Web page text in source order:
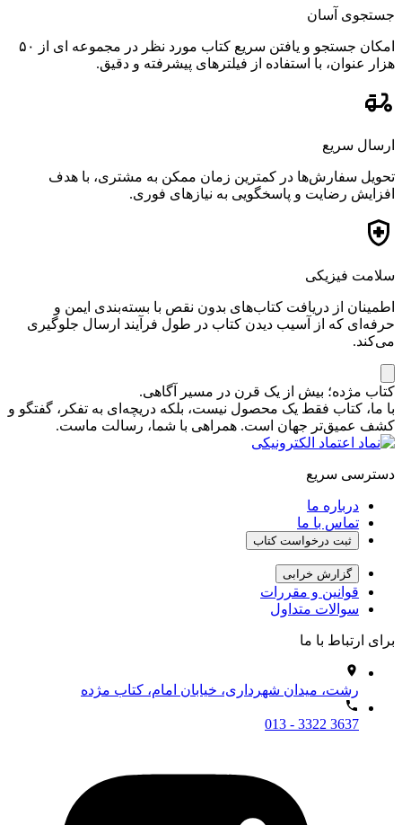
جستجوی آسان
امکان جستجو و یافتن سریع کتاب مورد نظر در مجموعه ای از ۵۰
هزار عنوان، با استفاده از فیلترهای پیشرفته و دقیق.
ارسال سریع
تحویل سفارش‌ها در کمترین زمان ممکن به مشتری، با هدف
افزایش رضایت و پاسخگویی به نیازهای فوری.
سلامت فیزیکی
اطمینان از دریافت کتاب‌های بدون نقص با بسته‌بندی ایمن و
حرفه‌ای که از آسیب دیدن کتاب در طول فرآیند ارسال جلوگیری
می‌کند.
کتاب مژده؛ بیش از یک قرن در مسیر آگاهی.
با ما، کتاب فقط یک محصول نیست، بلکه دریچه‌ای به تفکر، گفتگو و
کشف عمیق‌تر جهان است. همراهی با شما، رسالت ماست.
دسترسی سریع
درباره ما
تماس با ما
ثبت درخواست کتاب
گزارش خرابی
قوانین و مقررات
سوالات متداول
برای ارتباط با ما
رشت، میدان شهرداری، خیابان امام، کتاب مژده
013 - 3322 3637